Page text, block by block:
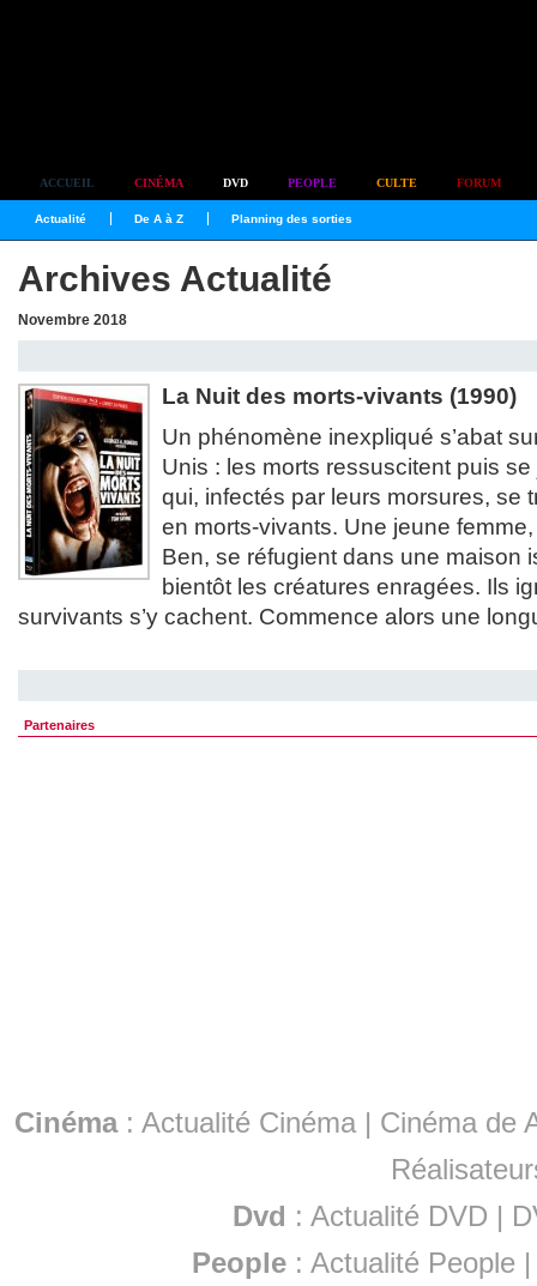
ACCUEIL CINÉMA DVD PEOPLE CULTE FORUM
Actualité De A à Z Planning des sorties
Archives Actualité
Novembre 2018
La Nuit des morts-vivants (1990)
Un phénomène inexpliqué s’abat
Unis : les morts ressuscitent puis
qui, infectés par leurs morsures, se
en morts-vivants. Une jeune
Ben, se réfugient dans une maison
bientôt les créatures enragées. Ils
survivants s’y cachent. Commence alors une
Partenaires
Cinéma: Actualité Cinéma | Cinéma de
Dvd : Actualité DVD |
People :Actualité People